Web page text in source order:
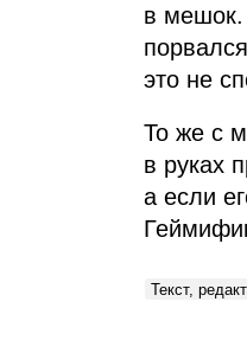
в мешок.
это не
То же с
в руках
а если
Текст,